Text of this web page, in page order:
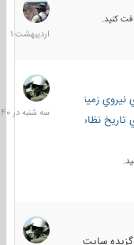
کنید.
1401
زميني
نظامی
سه
شنبه
در
سایت
16
تیر